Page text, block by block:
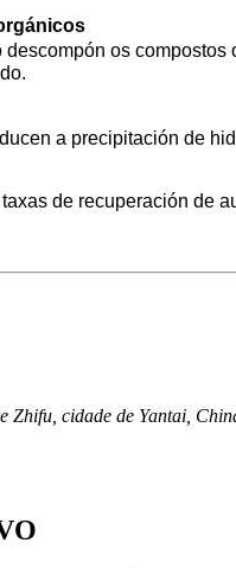
os
a precipitación de
de recuperación de
Zhifu, cidade de Yantai,